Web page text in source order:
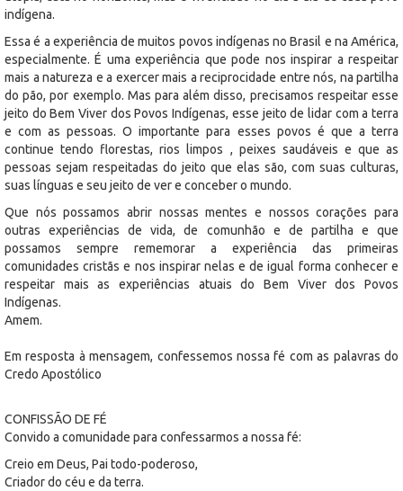
indígena.
Essa é a experiência de muitos povos indígenas no Brasil e na América,
especialmente. É uma experiência que pode nos inspirar a respeitar
mais a natureza e a exercer mais a reciprocidade entre nós, na partilha
do pão, por exemplo. Mas para além disso, precisamos respeitar esse
jeito do Bem Viver dos Povos Indígenas, esse jeito de lidar com a terra
e com as pessoas. O importante para esses povos é que a terra
continue tendo florestas, rios limpos , peixes saudáveis e que as
pessoas sejam respeitadas do jeito que elas são, com suas culturas,
suas línguas e seu jeito de ver e conceber o mundo.
Que nós possamos abrir nossas mentes e nossos corações para
outras experiências de vida, de comunhão e de partilha e que
possamos sempre rememorar a experiência das primeiras
comunidades cristãs e nos inspirar nelas e de igual forma conhecer e
respeitar mais as experiências atuais do Bem Viver dos Povos
Indígenas.
Amem.
Em resposta à mensagem, confessemos nossa fé com as palavras do
Credo Apostólico
CONFISSÃO DE FÉ
Convido a comunidade para confessarmos a nossa fé:
Creio em Deus, Pai todo-poderoso,
Criador do céu e da terra.